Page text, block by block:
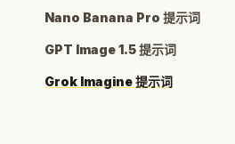
Nano Banana Pro 提示词
GPT Image 1.5 提示词
Grok Imagine 提示词